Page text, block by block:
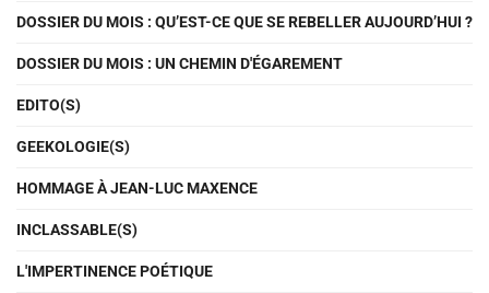
DOSSIER DU MOIS : QU’EST-CE QUE SE REBELLER AUJOURD’HUI ?
DOSSIER DU MOIS : UN CHEMIN D'ÉGAREMENT
EDITO(S)
GEEKOLOGIE(S)
HOMMAGE À JEAN-LUC MAXENCE
INCLASSABLE(S)
L'IMPERTINENCE POÉTIQUE